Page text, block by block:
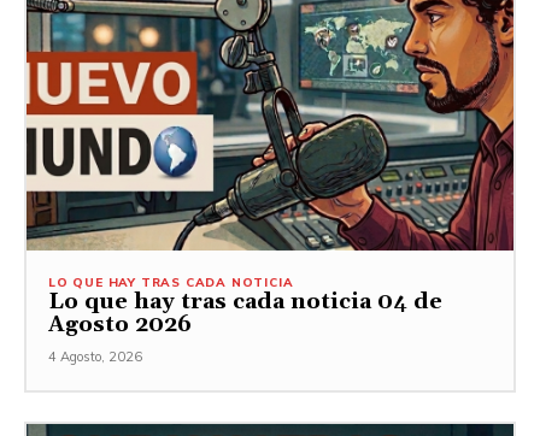
LO QUE HAY TRAS CADA NOTICIA
Lo que hay tras cada noticia 04 de
Agosto 2026
4 Agosto, 2026